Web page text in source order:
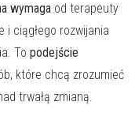
wymaga od terapeuty
i ciągłego rozwijania
To podejście
które chcą zrozumieć
trwałą zmianą.